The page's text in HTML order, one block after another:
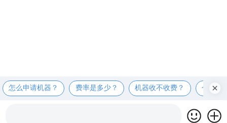
怎么申请机器？ 费率是多少？ 机器收不收费？ 个人可